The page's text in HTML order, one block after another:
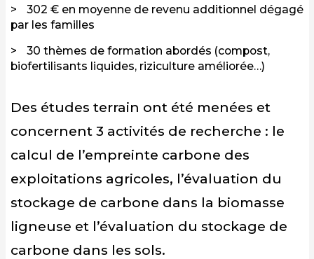
302 € en moyenne de revenu additionnel dégagé
par les familles
30 thèmes de formation abordés (compost,
biofertilisants liquides, riziculture améliorée…)
Des études terrain ont été menées et
concernent 3 activités de recherche : le
calcul de l’empreinte carbone des
exploitations agricoles, l’évaluation du
stockage de carbone dans la biomasse
ligneuse et l’évaluation du stockage de
carbone dans les sols.